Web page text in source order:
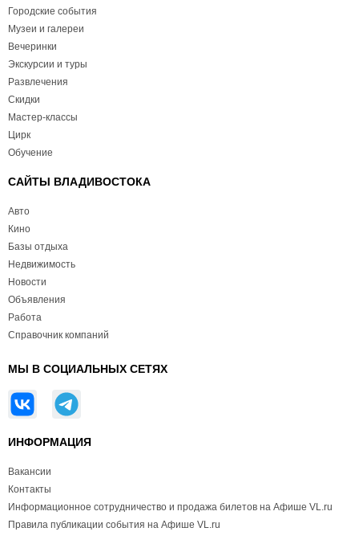
Городские события
Музеи и галереи
Вечеринки
Экскурсии и туры
Развлечения
Скидки
Мастер-классы
Цирк
Обучение
САЙТЫ ВЛАДИВОСТОКА
Авто
Кино
Базы отдыха
Недвижимость
Новости
Объявления
Работа
Справочник компаний
МЫ В СОЦИАЛЬНЫХ СЕТЯХ
ИНФОРМАЦИЯ
Вакансии
Контакты
Информационное сотрудничество и продажа билетов на Афише VL.ru
Правила публикации события на Афише VL.ru